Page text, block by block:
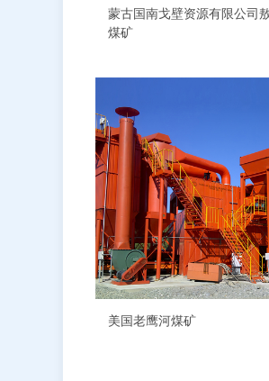
蒙古国南戈壁资源有限公司
煤矿
美国老鹰河煤矿